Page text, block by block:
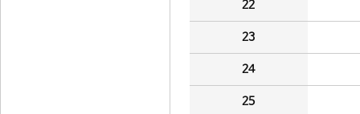
22
23
24
25